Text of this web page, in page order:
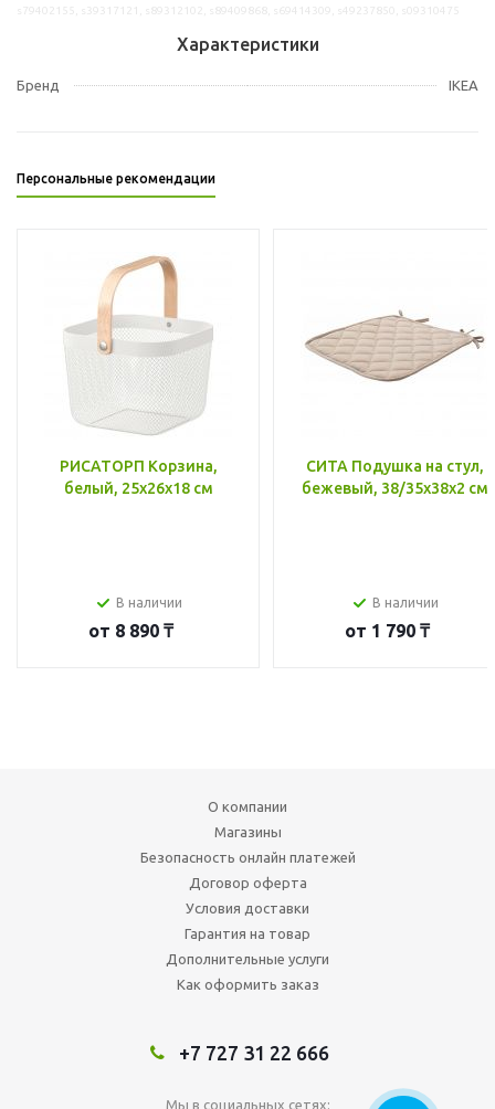
Характеристики
Бренд IKEA
Персональные рекомендации
РИСАТОРП Корзина,
белый, 25x26x18 см
В наличии
от 8 890 ₸
СИТА Подушка на стул,
бежевый, 38/35x38x2 см
В наличии
от 1 790 ₸
О компании
Магазины
Безопасность онлайн платежей
Договор оферта
Условия доставки
Гарантия на товар
Дополнительные услуги
Как оформить заказ
+7 727 31 22 666
Мы в социальных сетях: